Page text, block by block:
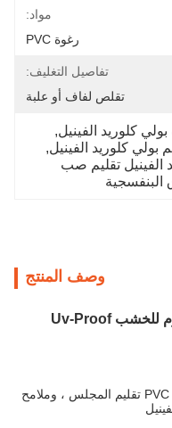
مواد:
رغوة PVC
تفاصيل التغليف:
تقلص لفاف أو علبة
كلوريد الفينيل ,
بولي كلوريد الفينيل ,
بولي كلوريد الفينيل تقليم صب
البنفسجية
وصف المنتج
لوحات واحدة العفن PVC تريم ، مقاوم للخشب Uv-Proof
ملامح WPC والبلاستيكية الرغوة القوالب ، PVC تقليم المجلس ، وملامح